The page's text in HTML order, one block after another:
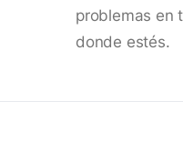
problemas en
donde estés.